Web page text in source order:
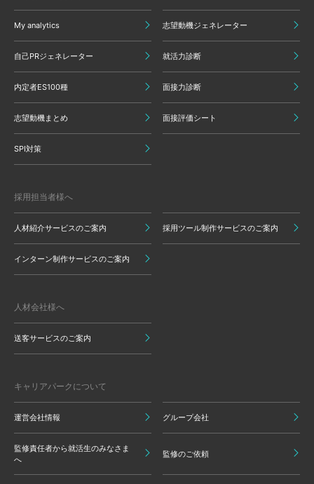
My analytics 志望動機ジェネレーター
自己PRジェネレーター 就活力診断
内定者ES100種 面接力診断
志望動機まとめ 面接評価シート
SPI対策
採用担当者様へ
人材紹介サービスのご案内 採用ツール制作サービスのご案内
インターン制作サービスのご案内
人材会社様へ
送客サービスのご案内
キャリアパークについて
運営会社情報 グループ会社
監修責任者から就活生のみなさま
へ
監修のご依頼